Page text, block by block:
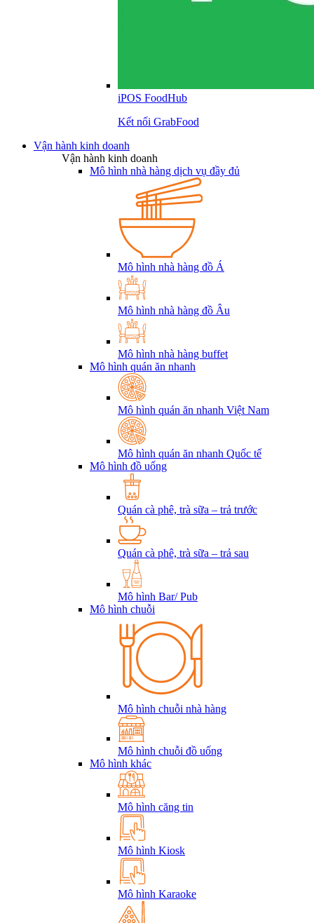
iPOS FoodHub
Kết nối GrabFood
Vận hành kinh doanh
Vận hành kinh doanh
Mô hình nhà hàng dịch vụ đầy đủ
Mô hình nhà hàng đồ Á
Mô hình nhà hàng đồ Âu
Mô hình nhà hàng buffet
Mô hình quán ăn nhanh
Mô hình quán ăn nhanh Việt Nam
Mô hình quán ăn nhanh Quốc tế
Mô hình đồ uống
Quán cà phê, trà sữa – trả trước
Quán cà phê, trà sữa – trả sau
Mô hình Bar/ Pub
Mô hình chuỗi
Mô hình chuỗi nhà hàng
Mô hình chuỗi đồ uống
Mô hình khác
Mô hình căng tin
Mô hình Kiosk
Mô hình Karaoke